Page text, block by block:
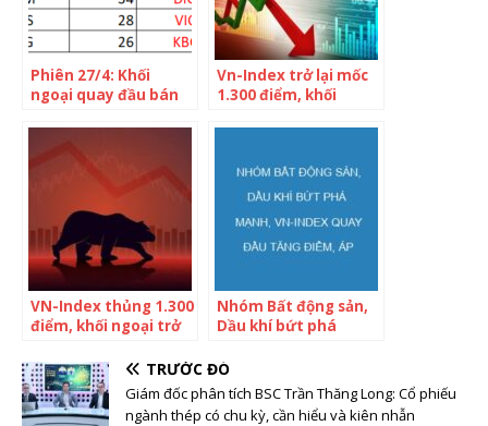
Phiên 27/4: Khối
ngoại quay đầu bán
toàn thị trường, tâm
điểm bán VND, DXG
Vn-Index trở lại mốc
1.300 điểm, khối
hàng
VN-Index thủng 1.300
điểm, khối ngoại trở
tỷ đồng
Nhóm Bất động sản,
Dầu khí bứt phá
đầu tăng điểm, áp
sát mốc 1.530
TRƯỚC ĐÓ
Giám đốc phân tích BSC Trần Thăng Long: Cổ phiếu
ngành thép có chu kỳ, cần hiểu và kiên nhẫn